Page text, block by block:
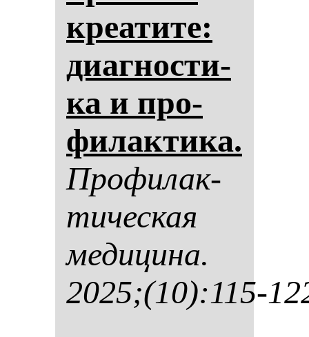
кре­ати­те:
ди­аг­нос­ти­
ка и про­
фи­лак­ти­ка.
Про­фи­лак­
ти­чес­кая
ме­ди­ци­на.
2025;(10):115-